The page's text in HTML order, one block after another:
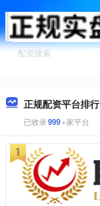
正规配资平台排行
已收录999+家平台